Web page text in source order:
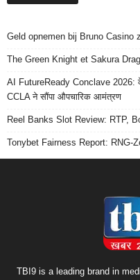
Geld opnemen bij Bruno Casino
The Green Knight et Sakura
AI FutureReady Conclave 2026:
CCLA ने सौंपा औपचारिक आमंत्रण
Reel Banks Slot Review: RTP,
Tonybet Fairness Report: RNG-
TBI9 is a leading brand in